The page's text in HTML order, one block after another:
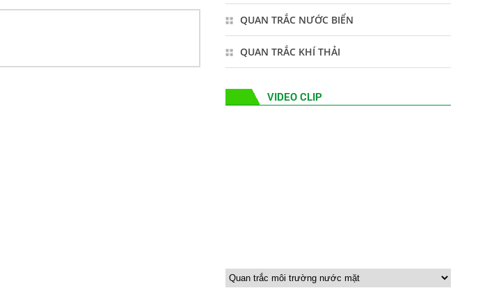
QUAN TRẮC NƯỚC BIỂN
QUAN TRẮC KHÍ THẢI
VIDEO CLIP
Chỉ số chất lượng nước (WQI) tại các sông
và rạch trên khu vực Bình Dương (cũ)
Chỉ số chất lượng Không khí (AQI) trên địa
Thông báo Kết quả Xét tuyển Viên chức